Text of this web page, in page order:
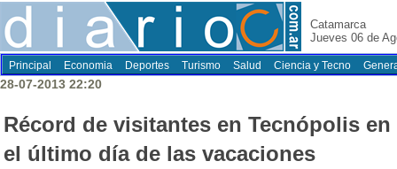
Catamarca
Jueves 06 de
Principal Economia Deportes Turismo Salud Ciencia y Tecno
28-07-2013 22:20
Récord de visitantes en Tecnópolis en
el último día de las vacaciones